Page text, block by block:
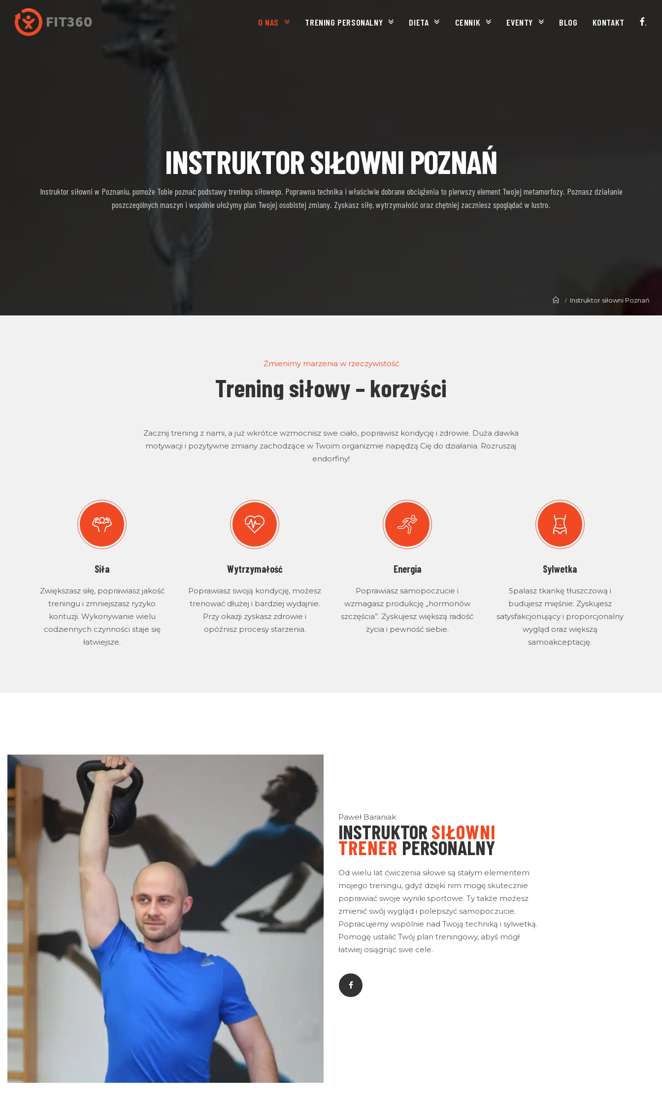
O NAS TRENING PERSONALNY DIETA CENNIK EVENTY BLOG KONTAKT .
INSTRUKTOR SIŁOWNI POZNAŃ
Instruktor siłowni w Poznaniu, pomoże Tobie poznać podstawy treningu siłowego. Poprawna technika i właściwie dobrane obciążenia to pierwszy element Twojej metamorfozy. Poznasz działanie
poszczególnych maszyn i wspólnie ułożymy plan Twojej osobistej zmiany. Zyskasz siłę, wytrzymałość oraz chętniej zaczniesz spoglądać w lustro.
Instruktor siłowni Poznań
Zmienimy marzenia w rzeczywistość
Trening siłowy – korzyści
Zacznij trening z nami, a już wkrótce wzmocnisz swe ciało, poprawisz kondycję i zdrowie. Duża dawka
motywacji i pozytywne zmiany zachodzące w Twoim organizmie napędzą Cię do działania. Rozruszaj
endorfiny!
Siła
Zwiększasz siłę, poprawiasz jakość
treningu i zmniejszasz ryzyko
kontuzji. Wykonywanie wielu
codziennych czynności staje się
łatwiejsze.
Wytrzymałość
Poprawiasz swoją kondycję, możesz
trenować dłużej i bardziej wydajnie.
Przy okazji zyskasz zdrowie i
opóźnisz procesy starzenia.
Energia
Poprawiasz samopoczucie i
wzmagasz produkcję „hormonów
szczęścia”. Zyskujesz większą radość
życia i pewność siebie.
Sylwetka
Spalasz tkankę tłuszczową i
budujesz mięśnie. Zyskujesz
satysfakcjonujący i proporcjonalny
wygląd oraz większą
samoakceptację.
Paweł Baraniak
INSTRUKTOR SIŁOWNI
TRENERPERSONALNY
Od wielu lat ćwiczenia siłowe są stałym elementem
mojego treningu, gdyż dzięki nim mogę skutecznie
poprawiać swoje wyniki sportowe. Ty także możesz
zmienić swój wygląd i polepszyć samopoczucie.
Popracujemy wspólnie nad Twoją techniką i sylwetką.
Pomogę ustalić Twój plan treningowy, abyś mógł
łatwiej osiągnąć swe cele.